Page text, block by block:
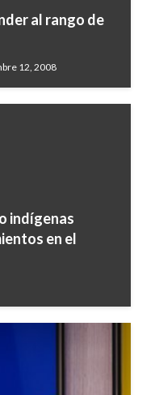
al rango de
12, 2008
indígenas
en el